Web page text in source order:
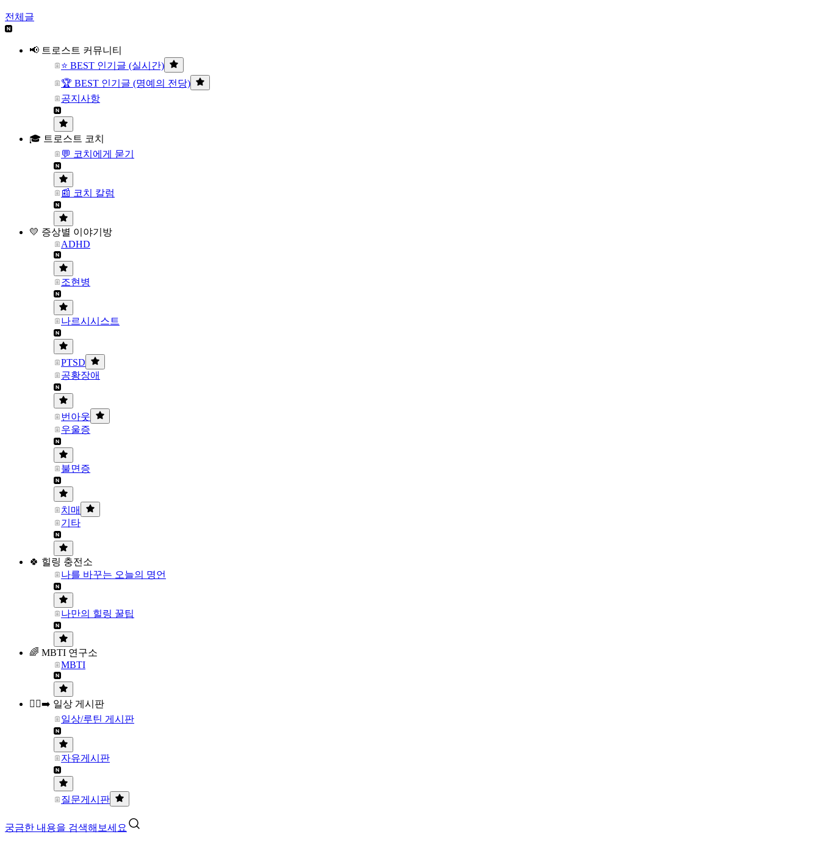
전체글
📢 트로스트 커뮤니티
⭐ BEST 인기글 (실시간)
🏆 BEST 인기글 (명예의 전당)
공지사항
🎓 트로스트 코치
💬 코치에게 묻기
📰 코치 칼럼
💛 증상별 이야기방
ADHD
조현병
나르시시스트
PTSD
공황장애
번아웃
우울증
불면증
치매
기타
🍀 힐링 충전소
나를 바꾸는 오늘의 명언
나만의 힐링 꿀팁
🌈 MBTI 연구소
MBTI
🏃‍♀️‍➡️ 일상 게시판
일상/루틴 게시판
자유게시판
질문게시판
궁금한 내용을 검색해보세요